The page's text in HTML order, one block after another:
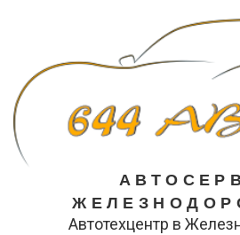
Автотехцентр в